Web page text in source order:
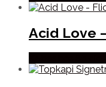
Acid Love